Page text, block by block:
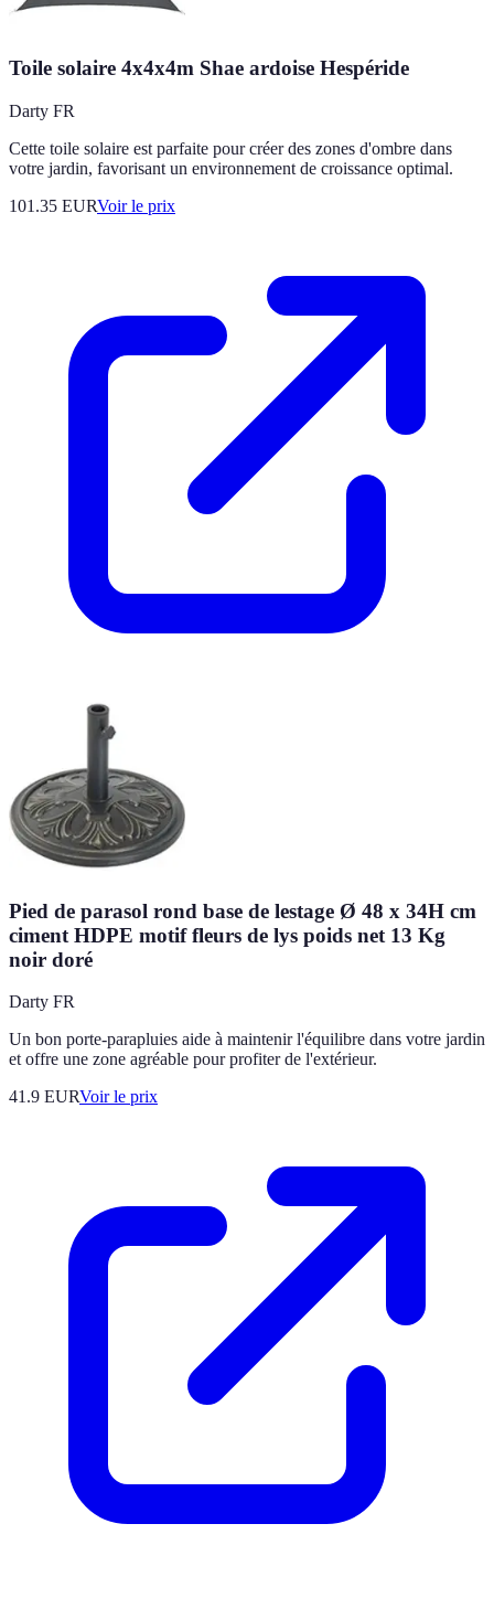
Toile solaire 4x4x4m Shae ardoise Hespéride
Darty FR
Cette toile solaire est parfaite pour créer des zones d'ombre dans
votre jardin, favorisant un environnement de croissance optimal.
101.35 EURVoir le prix
Pied de parasol rond base de lestage Ø 48 x 34H cm
ciment HDPE motif fleurs de lys poids net 13 Kg
noir doré
Darty FR
Un bon porte-parapluies aide à maintenir l'équilibre dans votre jardin
et offre une zone agréable pour profiter de l'extérieur.
41.9 EURVoir le prix